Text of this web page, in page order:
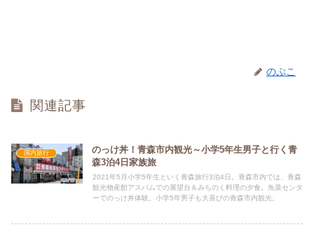
のぷこ
関連記事
国内旅行
のっけ丼！青森市内観光～小学5年生男子と行く青
森3泊4日家族旅
2021年5月小学5年生といく青森旅行3泊4日。青森市内では、青森
観光物産館アスパムでの展望台＆みちのく料理の夕食。魚菜センタ
ーでのっけ丼体験。小学5年男子も大喜びの青森市内観光。